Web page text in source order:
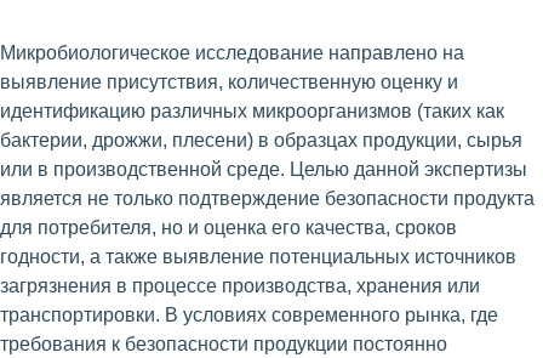
Микробиологическое исследование направлено на
выявление присутствия, количественную оценку и
идентификацию различных микроорганизмов (таких как
бактерии, дрожжи, плесени) в образцах продукции, сырья
или в производственной среде. Целью данной экспертизы
является не только подтверждение безопасности продукта
для потребителя, но и оценка его качества, сроков
годности, а также выявление потенциальных источников
загрязнения в процессе производства, хранения или
транспортировки. В условиях современного рынка, где
требования к безопасности продукции постоянно